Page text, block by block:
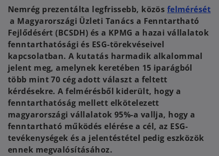
w
t
a
b
w
t
a
b
Nemrég prezentálta legfrissebb, közös felmérését
o
p
e
n
s
i
n
a
n
e
w
t
a Magyarországi Üzleti Tanács a Fenntartható
Fejlődésért (BCSDH) és a KPMG a hazai vállalatok
fenntarthatósági és ESG-törekvéseivel
kapcsolatban. A kutatás harmadik alkalommal
jelent meg, amelynek keretében 15 iparágból
több mint 70 cég adott választ a feltett
kérdésekre. A felmérésből kiderült, hogy a
fenntarthatóság mellett elkötelezett
magyarországi vállalatok 95%-a vallja, hogy a
fenntartható működés elérése a cél, az ESG-
tevékenységek és a jelentéstétel pedig eszközök
ennek megvalósításához.